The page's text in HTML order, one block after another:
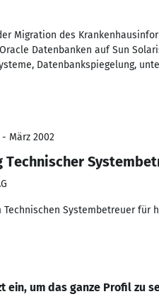
Migration des
Datenbanken auf Sun
Datenbankspiegelung,
- März 2002
Technischer
Technischen Systembetreuer für
ein, um das ganze Profil zu